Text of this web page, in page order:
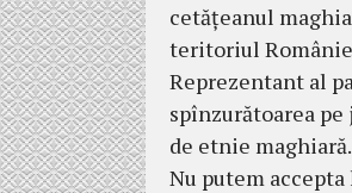
cetățeanul
teritoriul
Reprezentant al
spînzurătoarea
de etnie maghiară.
Nu putem